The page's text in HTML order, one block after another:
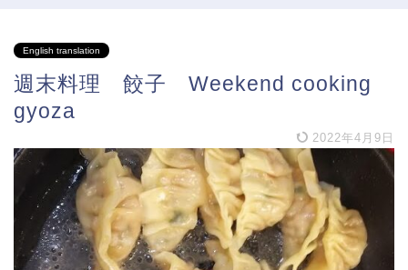
English translation
週末料理 餃子 Weekend cooking
gyoza
2022年4月9日